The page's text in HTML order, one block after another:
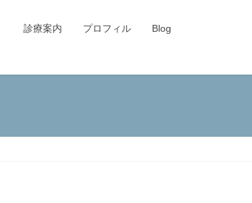
診療案内 プロフィル Blog